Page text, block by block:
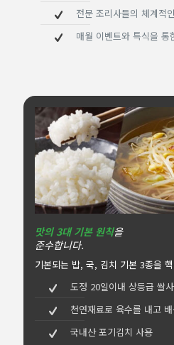
전문 조리사들의 체계적
매월 이벤트와 특식을
맛의 3대 기본 원칙을
준수합니다.
기본되는 밥, 국, 김치 기본 3종을
도정 20일이내 상등급 쌀
천연재료로 육수를 내고
국내산 포기김치 사용